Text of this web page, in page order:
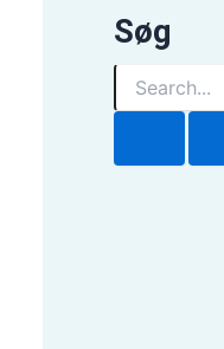
Søg
f